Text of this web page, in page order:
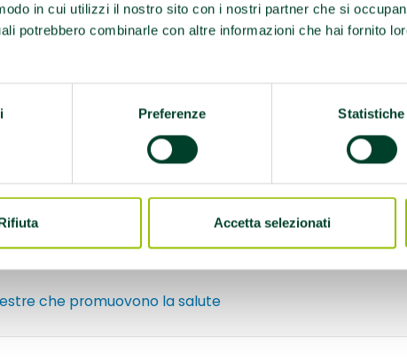
in cui utilizzi il nostro sito con i nostri partner che si
potrebbero combinarle con altre informazioni che hai fornito
Preferenze Statistiche
Accetta selezionati
spalla, AFA Coxoartrosi,
cronica, AFA Parkinson, EFA
EFA Diabete tipo 2 ed
Trapianti
13:00/15:00; 17:00/20:00
Morena 3474220045
che promuovono la salute